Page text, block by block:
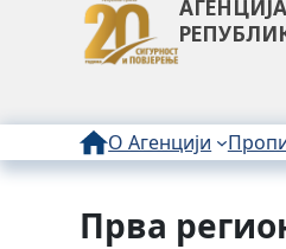
О Агенцији
Прва